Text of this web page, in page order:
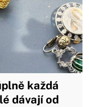
každá
dávají od